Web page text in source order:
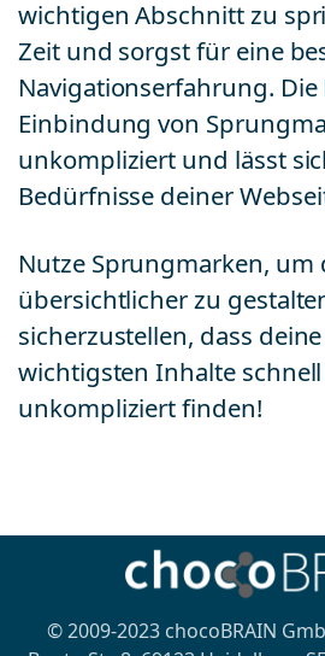
wichtigen Abschnitt zu
Zeit und sorgst für eine
Navigationserfahrung.
Einbindung von
unkompliziert und lässt
Bedürfnisse deiner
Nutze Sprungmarken, um
übersichtlicher zu
sicherzustellen, dass
wichtigsten Inhalte
unkompliziert finden!
© 2009-2023 chocoBRAIN